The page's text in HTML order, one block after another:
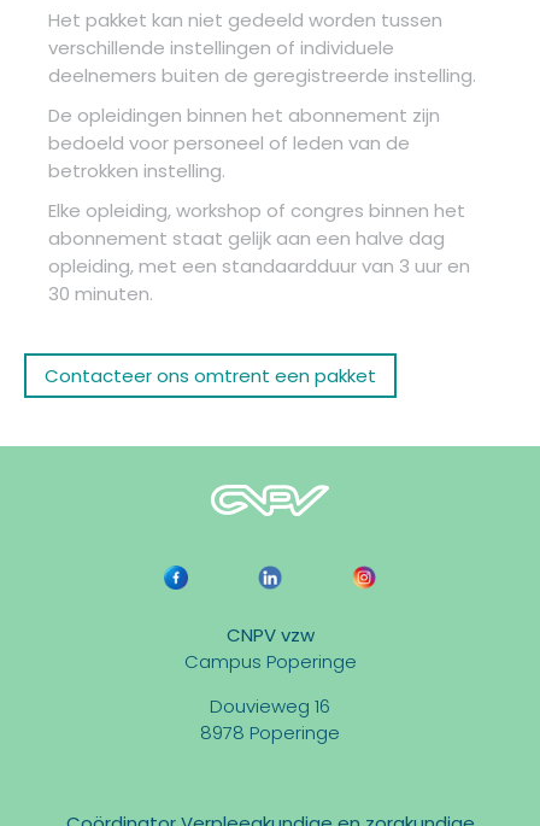
Het pakket kan niet gedeeld worden tussen
verschillende instellingen of individuele
deelnemers buiten de geregistreerde instelling.
De opleidingen binnen het abonnement zijn
bedoeld voor personeel of leden van de
betrokken instelling.
Elke opleiding, workshop of congres binnen het
abonnement staat gelijk aan een halve dag
opleiding, met een standaardduur van 3 uur en
30 minuten.
Contacteer ons omtrent een pakket
CNPV vzw
Campus Poperinge
Douvieweg 16
8978 Poperinge